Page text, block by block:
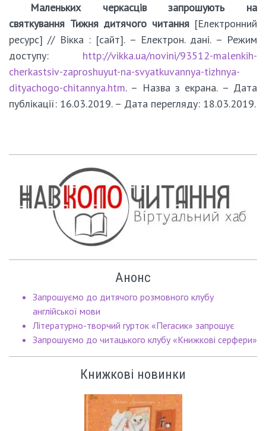
Маленьких черкасців запрошують на
святкування Тижня дитячого читання[Електронний
ресурс] // Вікка : [сайт]. – Електрон. дані. – Режим
доступу: http://vikka.ua/novini/93512-malenkih-
cherkastsiv-zaproshuyut-na-svyatkuvannya-tizhnya-
dityachogo-chitannya.htm. – Назва з екрана. – Дата
публікації: 16.03.2019. – Дата перегляду: 18.03.2019.
Анонс
Запрошуємо до дитячого розмовного клубу
англійської мови
Літературно-творчий гурток «Пегасик» запрошує
Запрошуємо до читацького клубу «Книжкові серфери»
Книжкові новинки